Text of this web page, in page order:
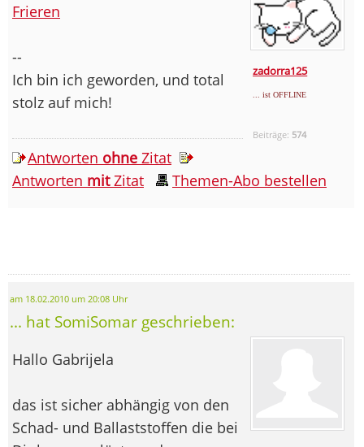
zadorra125
... ist OFFLINE
Beiträge: 574
Frieren
--
Ich bin ich geworden, und total
stolz auf mich!
Antworten ohne Zitat
Antworten mitZitat Themen-Abo bestellen
am 18.02.2010 um 20:08 Uhr
... hat SomiSomar geschrieben:
Hallo Gabrijela
das ist sicher abhängig von den
Schad- und Ballaststoffen die bei